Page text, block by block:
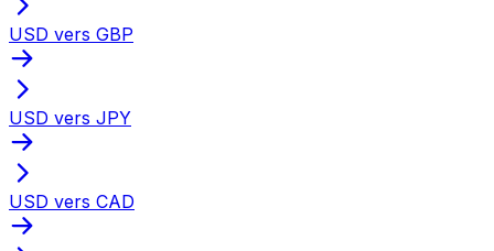
USD vers GBP
USD vers JPY
USD vers CAD